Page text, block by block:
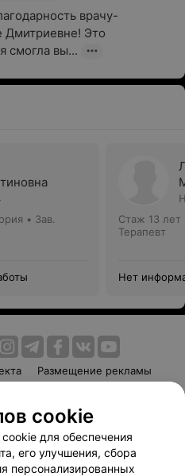
врачу-
Дмитриевне! Это
смогла вы...
• Зав.
Стаж 13 лет
Терапевт
Нет
Размещение рекламы
Способы оплаты
Партнеры
103.by
cookie
для обеспечения
его улучшения, сбора
персонализированных